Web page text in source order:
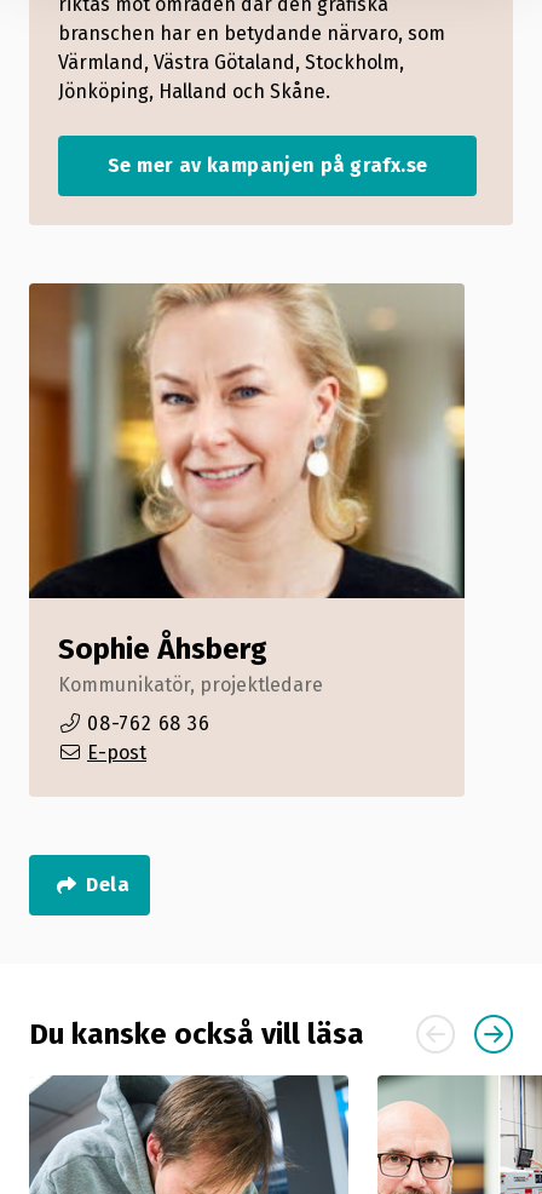
branschen har en betydande närvaro, som
Värmland, Västra Götaland, Stockholm,
Jönköping, Halland och Skåne.
Se mer av kampanjen på grafx.se
Sophie Åhsberg
Kommunikatör, projektledare
08-762 68 36
E-post
Dela
Du kanske också vill läsa